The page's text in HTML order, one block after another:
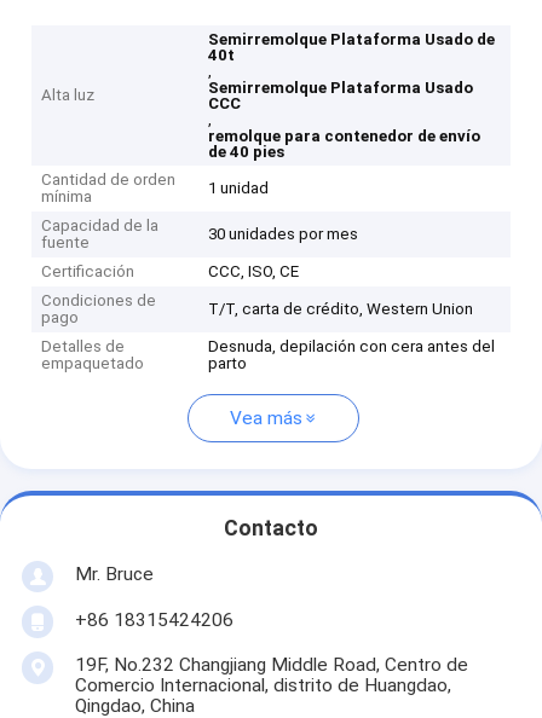
Alta luz
Semirremolque Plataforma Usado de
40t
,
Semirremolque Plataforma Usado
CCC
,
remolque para contenedor de envío
de 40 pies
Cantidad de orden
mínima
1 unidad
Capacidad de la
fuente
30 unidades por mes
Certificación
CCC, ISO, CE
Condiciones de
pago
T/T, carta de crédito, Western Union
Detalles de
empaquetado
Desnuda, depilación con cera antes del
parto
Vea más
Contacto
Mr. Bruce
+86 18315424206
19F, No.232 Changjiang Middle Road, Centro de
Comercio Internacional, distrito de Huangdao,
Qingdao, China